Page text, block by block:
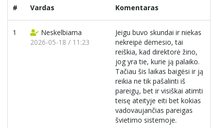
# Vardas Komentaras
1
Neskelbiama
2026-05-18 / 11:23
Jeigu buvo skundai ir niekas
nekreipė dėmesio, tai
reiškia, kad direktorė žino,
jog yra tie, kurie ją palaiko.
Tačiau šis laikas baigėsi ir ją
reikia ne tik pašalinti iš
pareigų, bet ir visiškai atimti
teisę ateityje eiti bet kokias
vadovaujančias pareigas
švietimo sistemoje.